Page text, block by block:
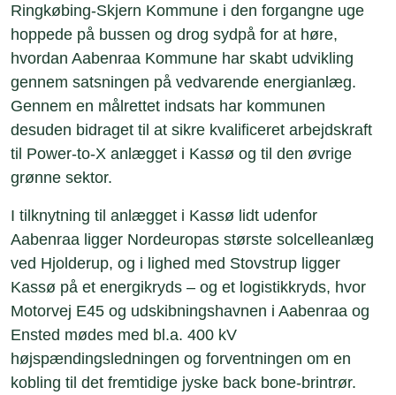
Ringkøbing-Skjern Kommune i den forgangne uge
hoppede på bussen og drog sydpå for at høre,
hvordan Aabenraa Kommune har skabt udvikling
gennem satsningen på vedvarende energianlæg.
Gennem en målrettet indsats har kommunen
desuden bidraget til at sikre kvalificeret arbejdskraft
til Power-to-X anlægget i Kassø og til den øvrige
grønne sektor.
I tilknytning til anlægget i Kassø lidt udenfor
Aabenraa ligger Nordeuropas største solcelleanlæg
ved Hjolderup, og i lighed med Stovstrup ligger
Kassø på et energikryds – og et logistikkryds, hvor
Motorvej E45 og udskibningshavnen i Aabenraa og
Ensted mødes med bl.a. 400 kV
højspændingsledningen og forventningen om en
kobling til det fremtidige jyske back bone-brintrør.